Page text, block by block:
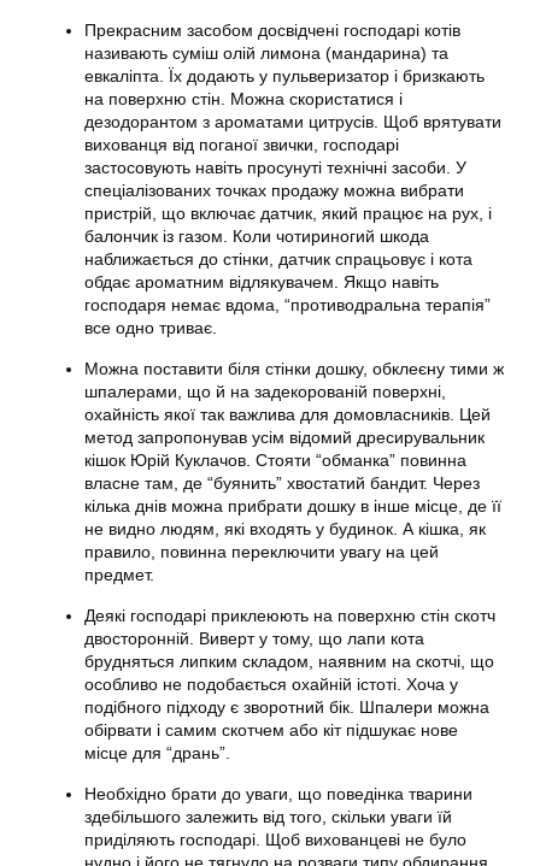
Прекрасним засобом досвідчені господарі котів
називають суміш олій лимона (мандарина) та
евкаліпта. Їх додають у пульверизатор і бризкають
на поверхню стін. Можна скористатися і
дезодорантом з ароматами цитрусів. Щоб врятувати
вихованця від поганої звички, господарі
застосовують навіть просунуті технічні засоби. У
спеціалізованих точках продажу можна вибрати
пристрій, що включає датчик, який працює на рух, і
балончик із газом. Коли чотириногий шкода
наближається до стінки, датчик спрацьовує і кота
обдає ароматним відлякувачем. Якщо навіть
господаря немає вдома, “противодральна терапія”
все одно триває.
Можна поставити біля стінки дошку, обклеєну тими ж
шпалерами, що й на задекорованій поверхні,
охайність якої так важлива для домовласників. Цей
метод запропонував усім відомий дресирувальник
кішок Юрій Куклачов. Стояти “обманка” повинна
власне там, де “буянить” хвостатий бандит. Через
кілька днів можна прибрати дошку в інше місце, де її
не видно людям, які входять у будинок. А кішка, як
правило, повинна переключити увагу на цей
предмет.
Деякі господарі приклеюють на поверхню стін скотч
двосторонній. Виверт у тому, що лапи кота
брудняться липким складом, наявним на скотчі, що
особливо не подобається охайній істоті. Хоча у
подібного підходу є зворотний бік. Шпалери можна
обірвати і самим скотчем або кіт підшукає нове
місце для “дрань”.
Необхідно брати до уваги, що поведінка тварини
здебільшого залежить від того, скільки уваги їй
приділяють господарі. Щоб вихованцеві не було